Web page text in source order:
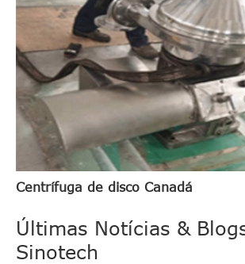
Centrífuga de disco Canadá
Últimas Notícias &
Sinotech